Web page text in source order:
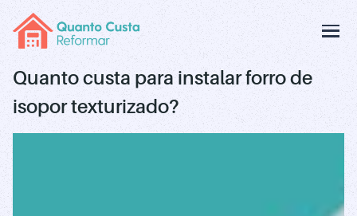
Quanto custa para instalar forro de
isopor texturizado?